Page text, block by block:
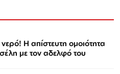
Η απίστευτη ομοιότητα
με τον αδελφό του